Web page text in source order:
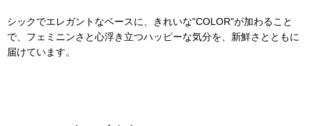
シックでエレガントなベースに、きれいな"COLOR"が加わること
で、フェミニンさと心浮き立つハッピーな気分を、新鮮さとともに
届けています。